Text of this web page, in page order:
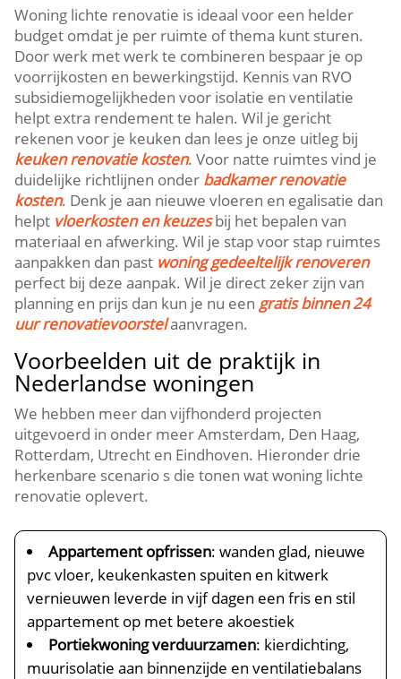
Woning lichte renovatie is ideaal voor een helder
budget omdat je per ruimte of thema kunt sturen.​
Door werk met werk te combineren bespaar je op
voorrijkosten en bewerkingstijd.​ Kennis van RVO
subsidiemogelijkheden voor isolatie en ventilatie
helpt extra rendement te halen.​ Wil je gericht
rekenen voor je keuken dan lees je onze uitleg bij
keuken renovatie kosten.​ Voor natte ruimtes vind je
duidelijke richtlijnen onder badkamer renovatie
kosten.​ Denk je aan nieuwe vloeren en egalisatie dan
helpt vloerkosten en keuzesbij het bepalen van
materiaal en afwerking.​ Wil je stap voor stap ruimtes
aanpakken dan past woning gedeeltelijk renoveren
perfect bij deze aanpak.​ Wil je direct zeker zijn van
planning en prijs dan kun je nu eengratis binnen 24
uur renovatievoorstelaanvragen.​
Voorbeelden uit de praktijk in
Nederlandse woningen
We hebben meer dan vijfhonderd projecten
uitgevoerd in onder meer Amsterdam, Den Haag,
Rotterdam, Utrecht en Eindhoven.​ Hieronder drie
herkenbare scenario s die tonen wat woning lichte
renovatie oplevert.​
Appartement opfrissen: wanden glad, nieuwe
pvc vloer, keukenkasten spuiten en kitwerk
vernieuwen leverde in vijf dagen een fris en stil
appartement op met betere akoestiek
Portiekwoning verduurzamen: kierdichting,
muurisolatie aan binnenzijde en ventilatiebalans